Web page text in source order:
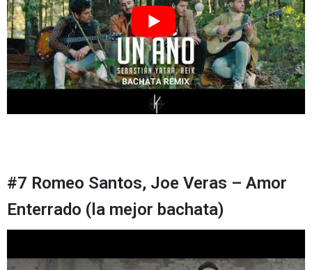
#7 Romeo Santos, Joe Veras – Amor
Enterrado (la mejor bachata)